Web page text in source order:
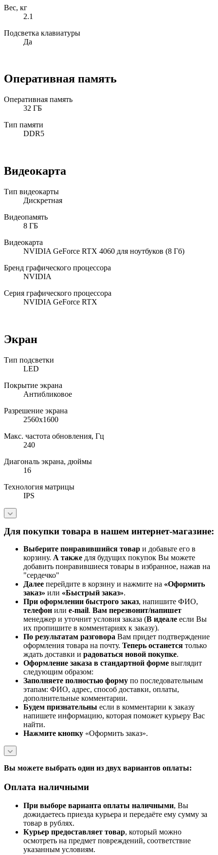
Вес, кг
2.1
Подсветка клавиатуры
Да
Оперативная память
Оперативная память
32 ГБ
Тип памяти
DDR5
Видеокарта
Тип видеокарты
Дискретная
Видеопамять
8 ГБ
Видеокарта
NVIDIA GeForce RTX 4060 для ноутбуков (8 Гб)
Бренд графического процессора
NVIDIA
Серия графического процессора
NVIDIA GeForce RTX
Экран
Тип подсветки
LED
Покрытие экрана
Антибликовое
Разрешение экрана
2560x1600
Макс. частота обновления, Гц
240
Диагональ экрана, дюймы
16
Технология матрицы
IPS
Для покупки товара в нашем интернет-магазине:
Выберите понравившийся товар и добавьте его в
корзину. А также для будущих покупок Вы можете
добавить понравившиеся товары в избранное, нажав на
"сердечко"
Далее перейдите в корзину и нажмите на «Оформить
заказ» или «Быстрый заказ».
При оформлении быстрого заказ, напишите ФИО,
телефон или e-mail. Вам перезвонит/напишет
менеджер и уточнит условия заказа (В идеале если Вы
их пропишите в комментариях к заказу).
По результатам разговора Вам придет подтверждение
оформления товара на почту. Теперь останется только
ждать доставки и радоваться новой покупке.
Оформление заказа в стандартной форме выглядит
следующим образом:
Заполняете полностью форму по последовательным
этапам: ФИО, адрес, способ доставки, оплаты,
дополнительные комментарии.
Будем признательны если в комментарии к заказу
напишете информацию, которая поможет курьеру Вас
найти.
Нажмите кнопку «Оформить заказ».
Вы можете выбрать один из двух вариантов оплаты:
Оплата наличными
При выборе варианта оплаты наличными, Вы
дожидаетесь приезда курьера и передаёте ему сумму за
товар в рублях.
Курьер предоставляет товар, который можно
осмотреть на предмет повреждений, соответствие
указанным условиям.